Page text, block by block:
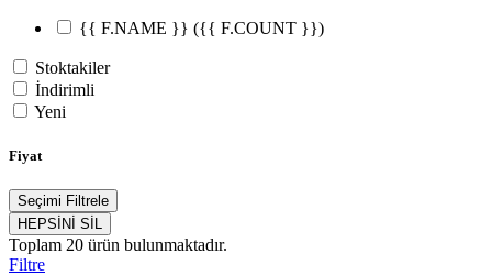
{{ F.NAME }} ({{ F.COUNT }})
Stoktakiler
İndirimli
Yeni
Fiyat
Seçimi Filtrele
HEPSİNİ SİL
Toplam 20 ürün bulunmaktadır.
Filtre